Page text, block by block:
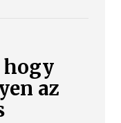
hogy
az